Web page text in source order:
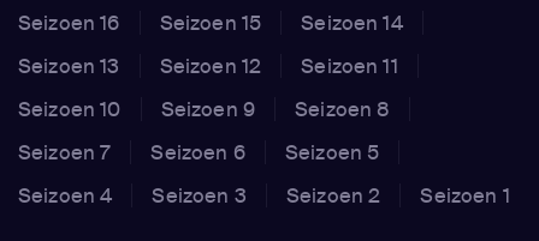
Seizoen 16
Seizoen 15
Seizoen 14
Seizoen 13
Seizoen 12
Seizoen 11
Seizoen 10
Seizoen 9
Seizoen 8
Seizoen 7
Seizoen 6
Seizoen 5
Seizoen 4
Seizoen 3 Seizoen 2 Seizoen 1